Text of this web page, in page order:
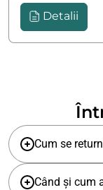
Detalii
Cum se
Când și cum